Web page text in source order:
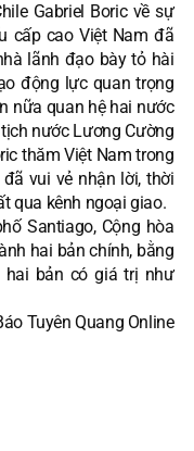
Gabriel Boric về sự
cấp cao Việt Nam đã
lãnh đạo bày tỏ hài
động lực quan trọng
nữa quan hệ hai nước
nước Lương Cường
thăm Việt Nam trong
vui vẻ nhận lời, thời
qua kênh ngoại giao.
Santiago, Cộng hòa
hai bản chính, bằng
hai bản có giá trị như
Tuyên Quang Online